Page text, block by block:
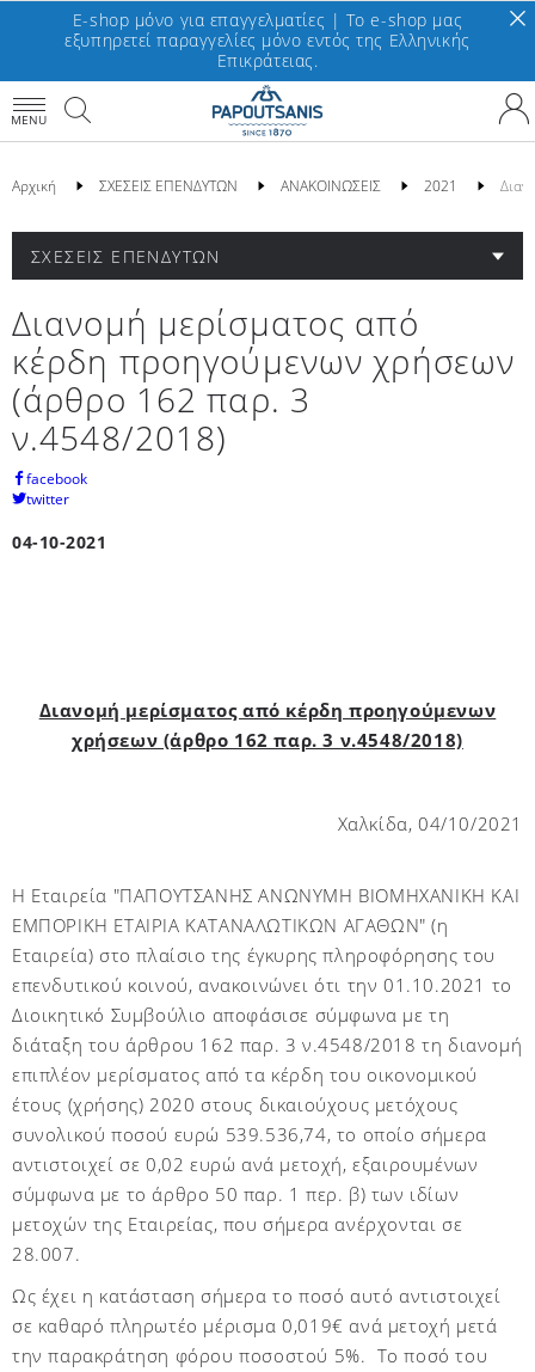
E-shop μόνο για επαγγελματίες | To e-shop μας
εξυπηρετεί παραγγελίες μόνο εντός της Ελληνικής
Επικράτειας.
MENU
Αρχική ΣΧΕΣΕΙΣ ΕΠΕΝΔΥΤΩΝ ΑΝΑΚΟΙΝΩΣΕΙΣ 2021
ΣΧΕΣΕΙΣ ΕΠΕΝΔΥΤΩΝ
Διανομή μερίσματος από
κέρδη προηγούμενων χρήσεων
(άρθρο 162 παρ. 3
ν.4548/2018)
facebook
twitter
04-10-2021
Διανομή μερίσματος από κέρδη προηγούμενων
χρήσεων (άρθρο 162 παρ. 3 ν.4548/2018)
Χαλκίδα, 04/10/2021
Η Εταιρεία "ΠΑΠΟΥΤΣΑΝΗΣ ΑΝΩΝΥΜΗ ΒΙΟΜΗΧΑΝΙΚΗ ΚΑΙ
ΕΜΠΟΡΙΚΗ ΕΤΑΙΡΙΑ ΚΑΤΑΝΑΛΩΤΙΚΩΝ ΑΓΑΘΩΝ" (η
Εταιρεία) στο πλαίσιο της έγκυρης πληροφόρησης του
επενδυτικού κοινού, ανακοινώνει ότι την 01.10.2021 το
Διοικητικό Συμβούλιο αποφάσισε σύμφωνα με τη
διάταξη του άρθρου 162 παρ. 3 ν.4548/2018 τη διανομή
επιπλέον μερίσματος από τα κέρδη του οικονομικού
έτους (χρήσης) 2020 στους δικαιούχους μετόχους
συνολικού ποσού ευρώ 539.536,74, το οποίο σήμερα
αντιστοιχεί σε 0,02 ευρώ ανά μετοχή, εξαιρουμένων
σύμφωνα με το άρθρο 50 παρ. 1 περ. β) των ιδίων
μετοχών της Εταιρείας, που σήμερα ανέρχονται σε
28.007.
Ως έχει η κατάσταση σήμερα το ποσό αυτό αντιστοιχεί
σε καθαρό πληρωτέο μέρισμα 0,019€ ανά μετοχή μετά
την παρακράτηση φόρου ποσοστού 5%. Το ποσό του